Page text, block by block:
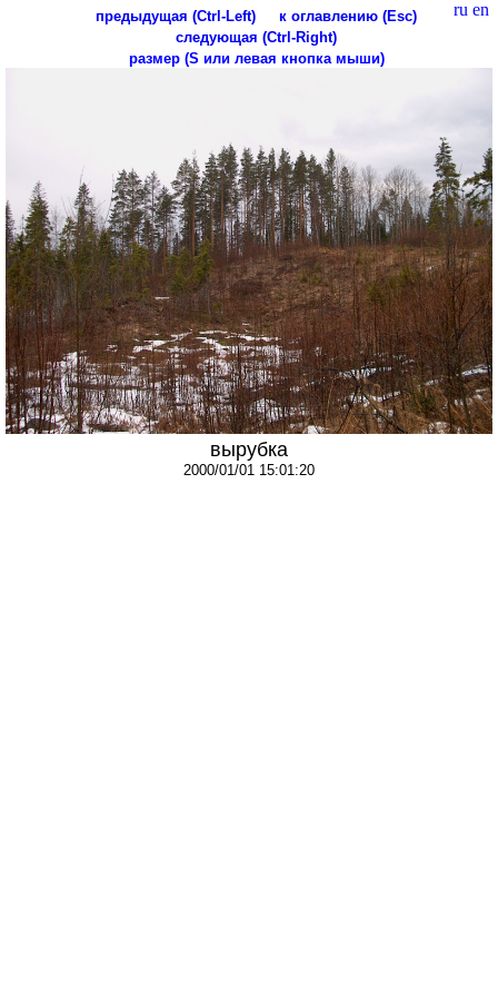
ru en
предыдущая (Ctrl-Left)
к оглавлению (Esc)
следующая (Ctrl-Right)
размер (S или левая кнопка мыши)
вырубка
2000/01/01 15:01:20